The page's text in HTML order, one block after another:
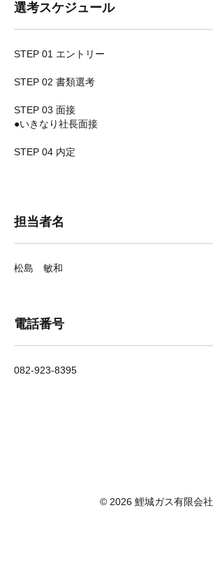
選考スケジュール
STEP 01 エントリー
STEP 02 書類選考
STEP 03 面接
●いきなり社長面接
STEP 04 内定
担当者名
松島 敏和
電話番号
082-923-8395
© 2026 鯉城ガス有限会社